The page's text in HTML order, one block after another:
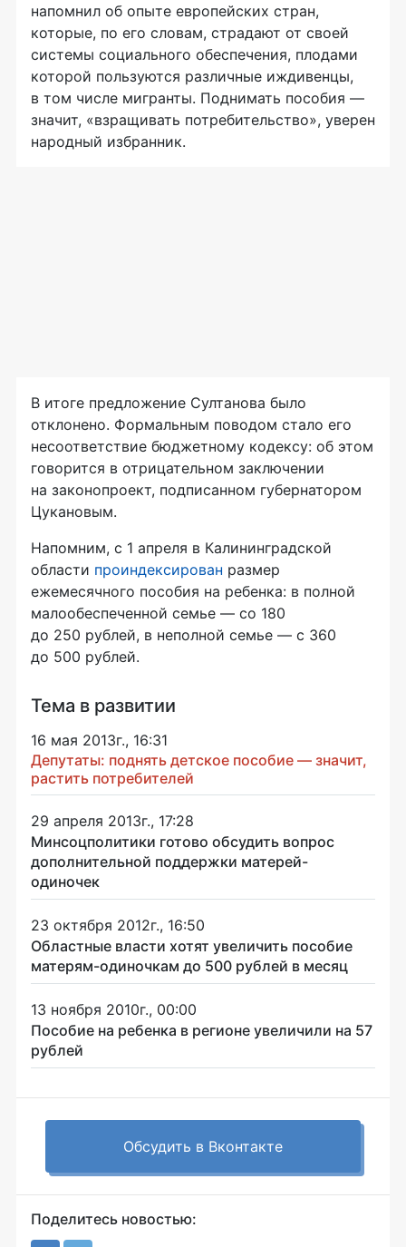
напомнил об опыте европейских стран,
которые, по его словам, страдают от своей
системы социального обеспечения, плодами
которой пользуются различные иждивенцы,
в том числе мигранты. Поднимать пособия —
значит, «взращивать потребительство», уверен
народный избранник.
В итоге предложение Султанова было
отклонено. Формальным поводом стало его
несоответствие бюджетному кодексу: об этом
говорится в отрицательном заключении
на законопроект, подписанном губернатором
Цукановым.
Напомним, с 1 апреля в Калининградской
области проиндексирован размер
ежемесячного пособия на ребенка: в полной
малообеспеченной семье — со 180
до 250 рублей, в неполной семье — с 360
до 500 рублей.
Тема в развитии
16 мая 2013г., 16:31
Депутаты: поднять детское пособие — значит,
растить потребителей
29 апреля 2013г., 17:28
Минсоцполитики готово обсудить вопрос
дополнительной поддержки матерей-
одиночек
23 октября 2012г., 16:50
Областные власти хотят увеличить пособие
матерям-одиночкам до 500 рублей в месяц
13 ноября 2010г., 00:00
Пособие на ребенка в регионе увеличили на 57
рублей
Обсудить в Вконтакте
Поделитесь новостью: